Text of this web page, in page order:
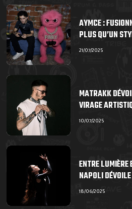
AYMCE :
PLUS QU’UN
21/07/2025
MATRAKK
VIRAGE
10/07/2025
ENTRE
NAPOLI
18/06/2025